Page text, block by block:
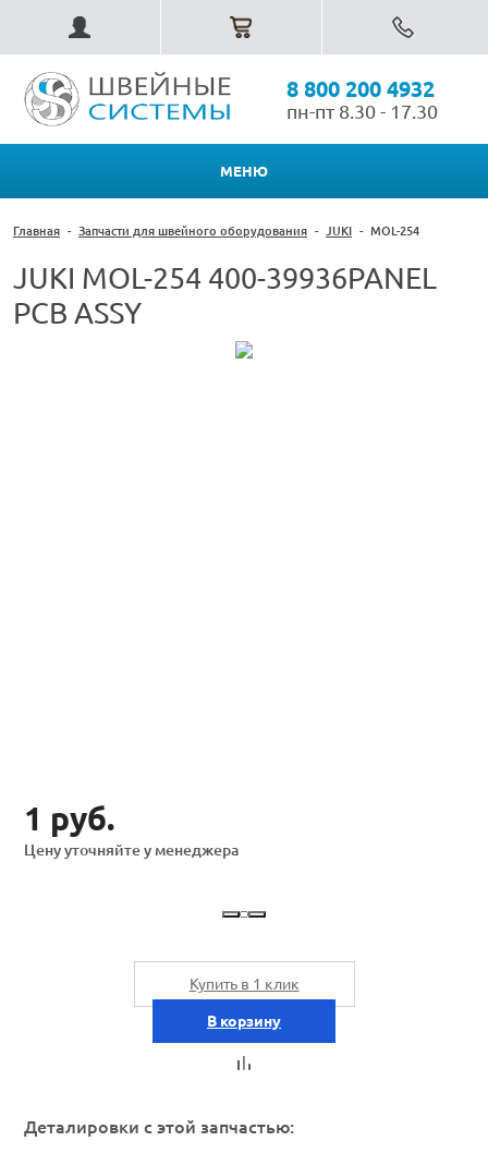
8 800 200 4932
пн-пт 8.30 - 17.30
МЕНЮ
Главная - Запчасти для швейного оборудования - JUKI - MOL-254
JUKI MOL-254 400-39936PANEL
PCB ASSY
1 руб.
Цену уточняйте у менеджера
Купить в 1 клик
В корзину
Деталировки с этой запчастью: